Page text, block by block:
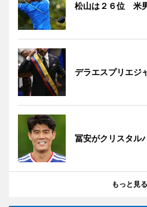
松山は２６位 米
デラエスプリエジ
冨安がクリスタル
もっと見る